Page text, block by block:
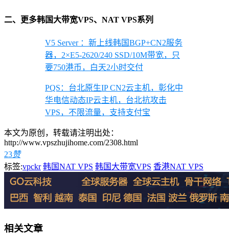
二、更多韩国大带宽VPS、NAT VPS系列
V5 Server ：新上线韩国BGP+CN2服务
器，2×E5-2620/240 SSD/10M带宽，只
要750港币，白天2小时交付
PQS：台北原生IP CN2云主机，彰化中
华电信动态IP云主机，台北抗攻击
VPS，不限流量，支持支付宝
本文为原创，转载请注明出处：
http://www.vpszhujihome.com/2308.html
23赞
标签:vpckr 韩国NAT VPS 韩国大带宽VPS 香港NAT VPS
相关文章